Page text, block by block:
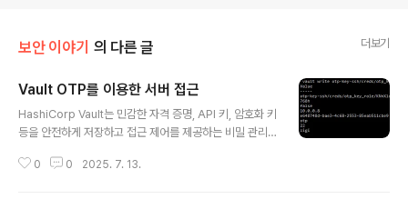
보안 이야기 의 다른 글 더보기
Vault OTP를 이용한 서버 접근
HashiCorp Vault는 민감한 자격 증명, API 키, 암호화 키
등을 안전하게 저장하고 접근 제어를 제공하는 비밀 관리
H 접속을 보다 안전하게 제어할 수 있도록 지원하는 기능
0 0 2025. 7. 13.